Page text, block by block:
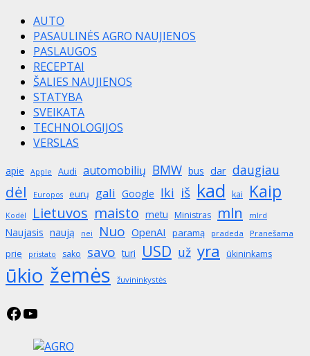
AUTO
PASAULINĖS AGRO NAUJIENOS
PASLAUGOS
RECEPTAI
ŠALIES NAUJIENOS
STATYBA
SVEIKATA
TECHNOLOGIJOS
VERSLAS
apie Apple Audi automobilių BMW bus dar daugiau
dėl Europos eurų gali Google Iki iš kad kai Kaip
Kodėl Lietuvos maisto metu Ministras mln mlrd
Naujasis naują nei Nuo OpenAI paramą pradeda Pranešama
prie pristato sako savo turi USD už yra ūkininkams
ūkio žemės žuvininkystės
Facebook
YouTube